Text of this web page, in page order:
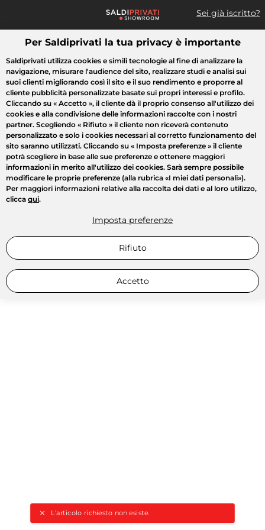
Sei già iscritto?
Cosa cerchi?
L'articolo richiesto non esiste.
Tutte le vendite Moda Casa Bellezza Elettrodomestici
Per Saldiprivati la tua privacy è importante
Saldiprivati utilizza cookies e simili tecnologie al fine di analizzare la
navigazione, misurare l'audience del sito, realizzare studi e analisi sui
suoi clienti migliorando così il sito e il suo rendimento e proporre al
cliente pubblicità personalizzate basate sui propri interessi e profilo.
Cliccando su « Accetto », il cliente dà il proprio consenso all'utilizzo dei
cookies e alla condivisione delle informazioni raccolte con i nostri
partner. Scegliendo « Rifiuto » il cliente non riceverà contenuto
personalizzato e solo i cookies necessari al corretto funzionamento del
sito saranno utilizzati. Cliccando su « Imposta preferenze » il cliente
potrà scegliere in base alle sue preferenze e ottenere maggiori
informazioni in merito all'utilizzo dei cookies. Sarà sempre possibile
modificare le proprie preferenze (alla rubrica «I miei dati personali»).
Per maggiori informazioni relative alla raccolta dei dati e al loro utilizzo,
clicca qui.
Imposta preferenze
Rifiuto
Accetto